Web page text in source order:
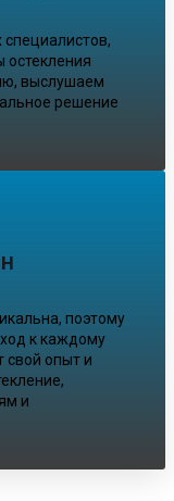
остекления
выслушаем
решение
поэтому
к каждому
свой опыт и
и